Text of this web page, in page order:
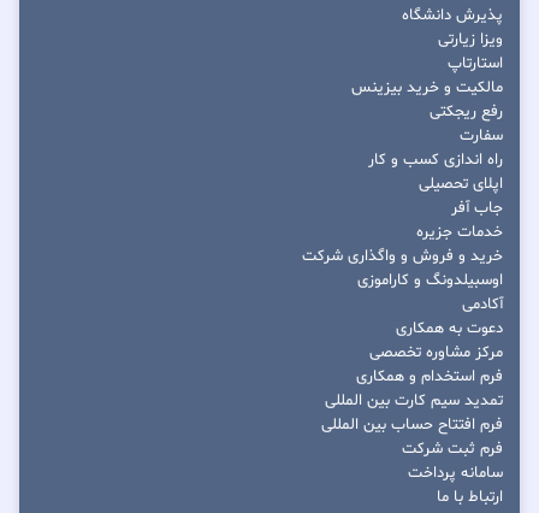
پذیرش دانشگاه
ویزا زیارتی
استارتاپ
مالکیت و خرید بیزینس
رفع ریجکتی
سفارت
راه اندازی کسب و کار
اپلای تحصیلی
جاب آفر
خدمات جزیره
خرید و فروش و واگذاری شرکت
اوسبیلدونگ و کاراموزی
آکادمی
دعوت به همکاری
مرکز مشاوره تخصصی
فرم استخدام و همکاری
تمدید سیم کارت بین المللی
فرم افتتاح حساب بین المللی
فرم ثبت شرکت
سامانه پرداخت
ارتباط با ما